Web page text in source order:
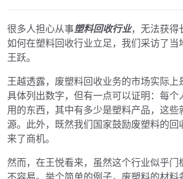
很多人担心从事塑料回收行业，无法获得
如何在塑料回收行业立足，我们采访了当
王跃。
王越透露，废塑料回收业务的市场实际上
具体列出数字，但有一点可以证明：每个
用的东西，其中有多少是塑料产品，这
源。此外，既然我们国家鼓励废塑料的回
来了商机。
然而，在王悦看来，虽然这个行业似乎门